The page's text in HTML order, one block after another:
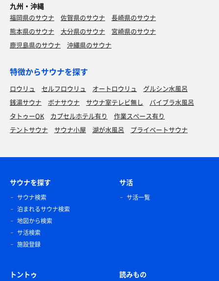
九州・沖縄
福岡県のサウナ 佐賀県のサウナ
長崎県のサウナ
熊本県のサウナ
大分県のサウナ
宮崎県のサウナ
鹿児島県のサウナ
沖縄県のサウナ
特徴からサウナを探す
ロウリュ セルフロウリュ オートロウリュ
グルシン水風呂
銭湯サウナ
ボナサウナ サウナ室テレビ無し
バイブラ水風呂
タトゥーOK
カプセルホテル有り
作業スペース有り
テントサウナ
サウナ小屋 湖が水風呂 プライベートサウナ
サウナを探す
サウナ検索
泊まれるサウナ検索
地図から検索
サ活検索
施設登録
サ活
サ活一覧
トントゥ 読みもの